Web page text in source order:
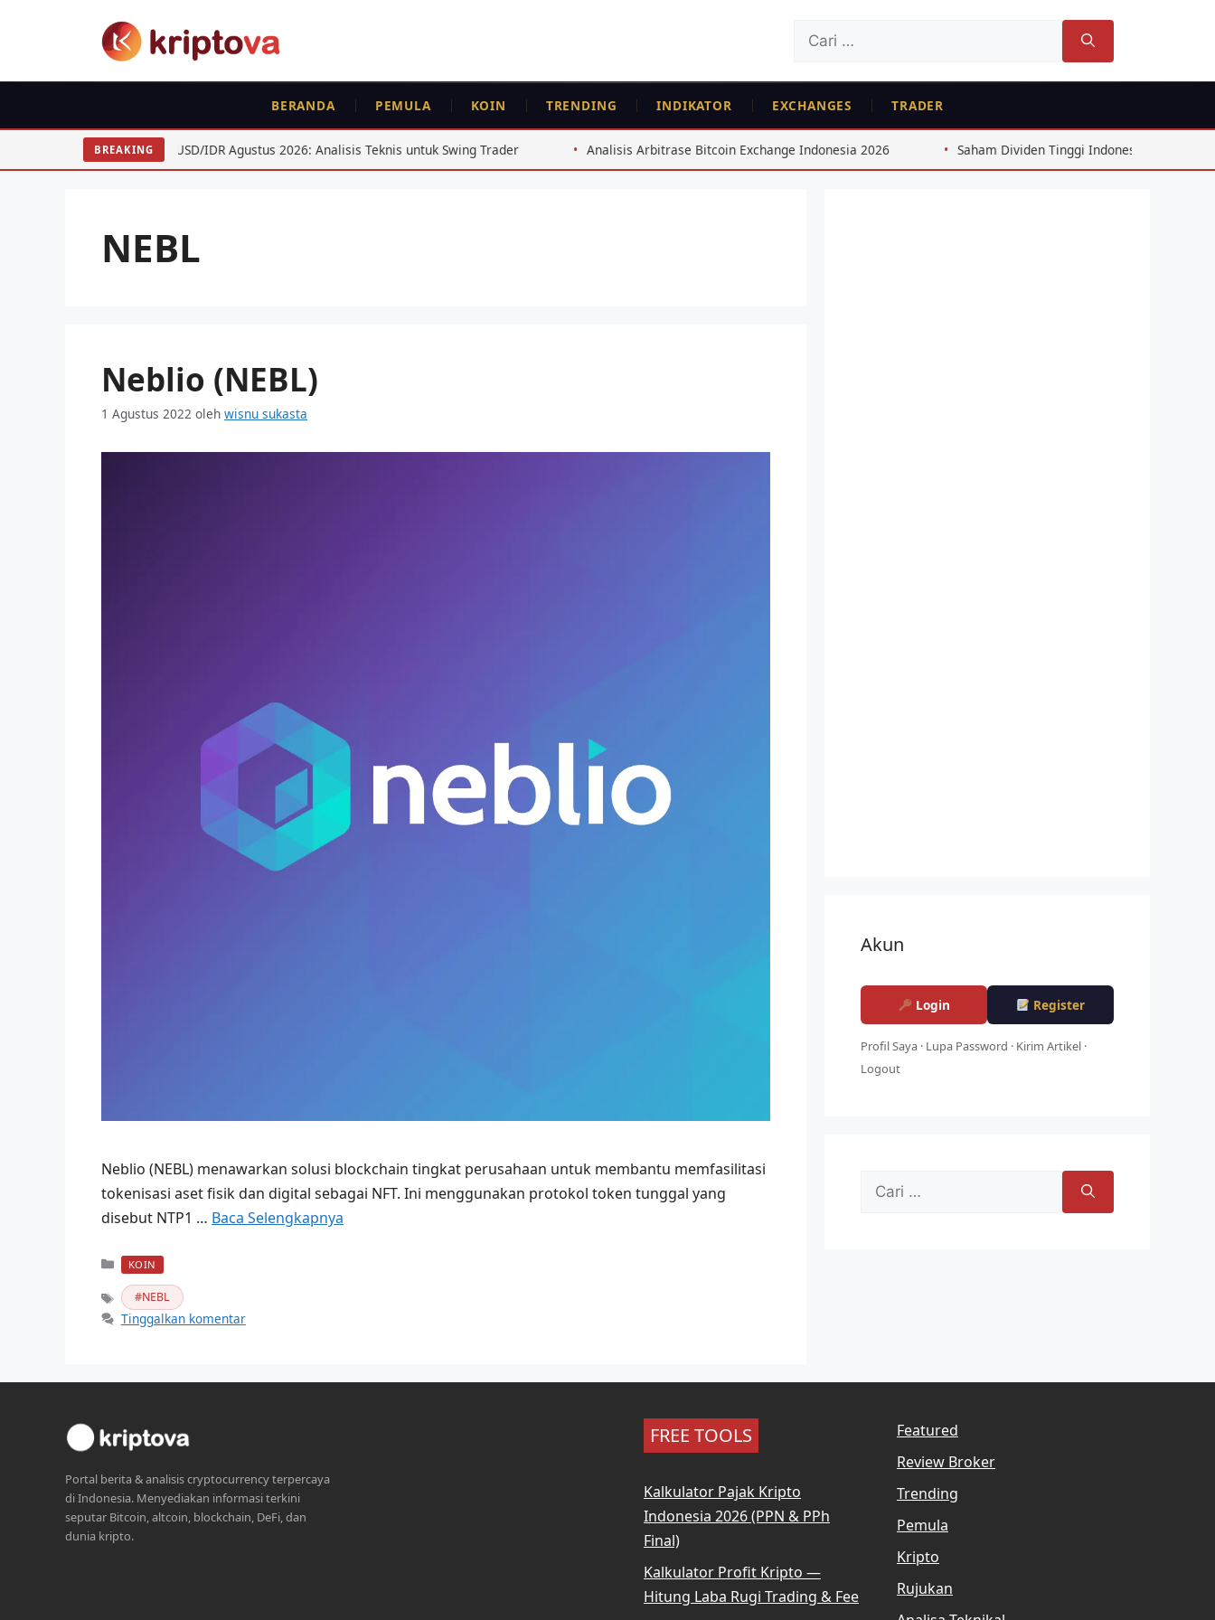
Cari
BERANDA PEMULA KOIN TRENDING INDIKATOR EXCHANGES TRADER
BREAKINGUSD/IDR Agustus 2026: Analisis Teknis untuk Swing Trader Analisis Arbitrase Bitcoin Exchange Indonesia 2026 Saham Dividen Tinggi Indonesia: Strategi 8%+ dari
NEBL
Neblio (NEBL)
1 Agustus 2022 oleh wisnu sukasta
Neblio (NEBL) menawarkan solusi blockchain tingkat perusahaan untuk membantu memfasilitasi
tokenisasi aset fisik dan digital sebagai NFT. Ini menggunakan protokol token tunggal yang
disebut NTP1 … Baca Selengkapnya
Kategori
KOIN
Tag NEBL
Tinggalkan komentar
Akun
Login Register
Profil Saya · Lupa Password · Kirim Artikel ·
Logout
Cari
Portal berita & analisis cryptocurrency terpercaya
di Indonesia. Menyediakan informasi terkini
seputar Bitcoin, altcoin, blockchain, DeFi, dan
dunia kripto.
FREE TOOLS
Kalkulator Pajak Kripto
Indonesia 2026 (PPN & PPh
Final)
Kalkulator Profit Kripto —
Hitung Laba Rugi Trading & Fee
Featured
Review Broker
Trending
Pemula
Kripto
Rujukan